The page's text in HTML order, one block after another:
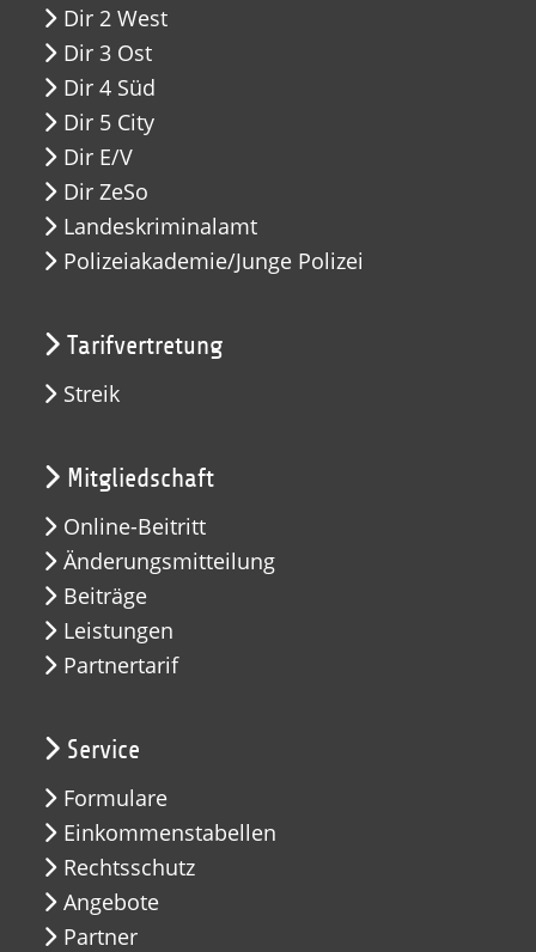
Dir 2 West
Dir 3 Ost
Dir 4 Süd
Dir 5 City
Dir E/V
Dir ZeSo
Landeskriminalamt
Polizeiakademie/Junge Polizei
Tarifvertretung
Streik
Mitgliedschaft
Online-Beitritt
Änderungsmitteilung
Beiträge
Leistungen
Partnertarif
Service
Formulare
Einkommenstabellen
Rechtsschutz
Angebote
Partner